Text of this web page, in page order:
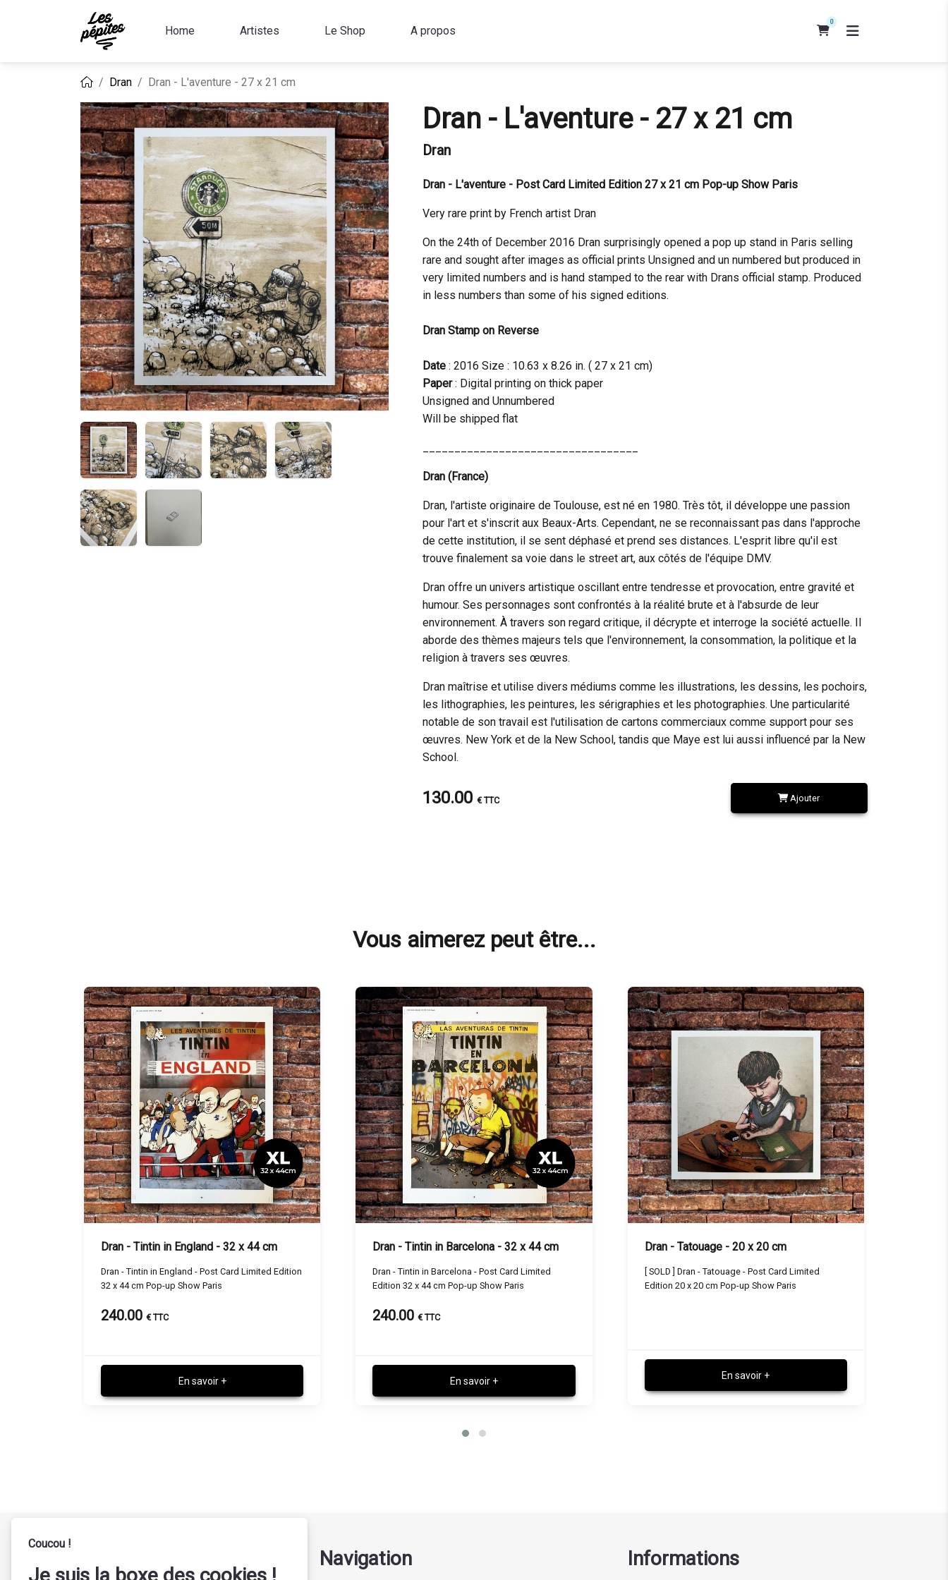
Home Artistes Le Shop A propos
0
Dran Dran - L'aventure - 27 x 21 cm
Dran - L'aventure - 27 x 21 cm
Dran
Dran - L'aventure - Post Card Limited Edition 27 x 21 cm Pop-up Show Paris
Very rare print by French artist Dran
On the 24th of December 2016 Dran surprisingly opened a pop up stand in Paris selling
rare and sought after images as official prints Unsigned and un numbered but produced in
very limited numbers and is hand stamped to the rear with Drans official stamp. Produced
in less numbers than some of his signed editions.
Dran Stamp on Reverse
Date : 2016 Size : 10.63 x 8.26 in. ( 27 x 21 cm)
Paper: Digital printing on thick paper
Unsigned and Unnumbered
Will be shipped flat
Dran (France)
Dran, l'artiste originaire de Toulouse, est né en 1980. Très tôt, il développe une passion
pour l'art et s'inscrit aux Beaux-Arts. Cependant, ne se reconnaissant pas dans l'approche
de cette institution, il se sent déphasé et prend ses distances. L'esprit libre qu'il est
trouve finalement sa voie dans le street art, aux côtés de l'équipe DMV.
Dran offre un univers artistique oscillant entre tendresse et provocation, entre gravité et
humour. Ses personnages sont confrontés à la réalité brute et à l'absurde de leur
environnement. À travers son regard critique, il décrypte et interroge la société actuelle. Il
aborde des thèmes majeurs tels que l'environnement, la consommation, la politique et la
religion à travers ses œuvres.
Dran maîtrise et utilise divers médiums comme les illustrations, les dessins, les pochoirs,
les lithographies, les peintures, les sérigraphies et les photographies. Une particularité
notable de son travail est l'utilisation de cartons commerciaux comme support pour ses
œuvres. New York et de la New School, tandis que Maye est lui aussi influencé par la New
School.
130.00 € TTC Ajouter
Vous aimerez peut être...
Dran - Tintin in Barcelona - 32 x 44 cm
Dran - Tintin in Barcelona - Post Card Limited
Edition 32 x 44 cm Pop-up Show Paris
240.00€ TTC
En savoir +
Dran - Tatouage - 20 x 20 cm
[ SOLD ] Dran - Tatouage - Post Card Limited
Edition 20 x 20 cm Pop-up Show Paris
En savoir +
Dran - Chat tigré - 20 x 20 cm
Dran - Chat tigré - Post Card Limited Edition 20 x
20 cm Pop-up Show Paris
En savoir +
Navigation Informations
Coucou !